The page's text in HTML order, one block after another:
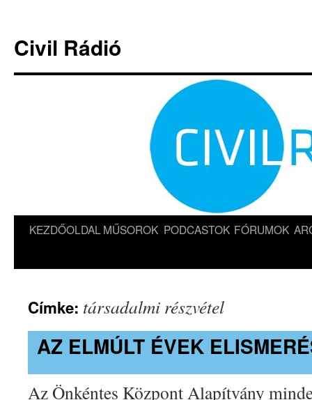
tartalomba
Civil Rádió
KEZDŐOLDAL MŰSOROK PODCASTOK FÓRUMOK
Címke: társadalmi részvétel
AZ ELMÚLT ÉVEK
Az Önkéntes Központ Alapítvány